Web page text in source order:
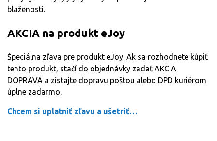
blaženosti.
AKCIA na produkt eJoy
Špeciálna zľava pre produkt eJoy. Ak sa rozhodnete kúpiť
tento produkt, stačí do objednávky zadať AKCIA
DOPRAVA a zístajte dopravu poštou alebo DPD kuriérom
úplne zadarmo.
Chcem si uplatniť zľavu a ušetriť…